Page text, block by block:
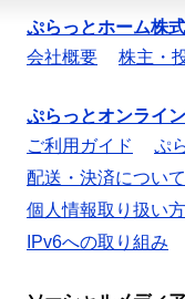
ぷらっとホーム株
会社概要
株主・
ぷらっとオンライン
ご利用ガイド
ぷ
配送・決済について
個人情報取り扱い
IPv6への取り組み